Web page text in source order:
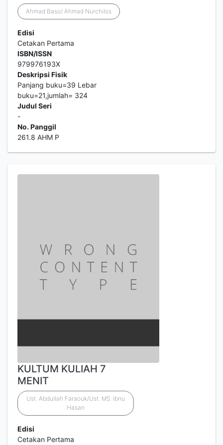
Ahmad Baso/ Ahmad Nurchilos
Edisi
Cetakan Pertama
ISBN/ISSN
979976193X
Deskripsi Fisik
Panjang buku=39 Lebar
buku=21,jumlah= 324
Judul Seri
-
No. Panggil
261.8 AHM P
KULTUM KULIAH 7
MENIT
Ust. Abdullah Faraouk/Ust. MS. Ibnu
Hasan
Edisi
Cetakan Pertama